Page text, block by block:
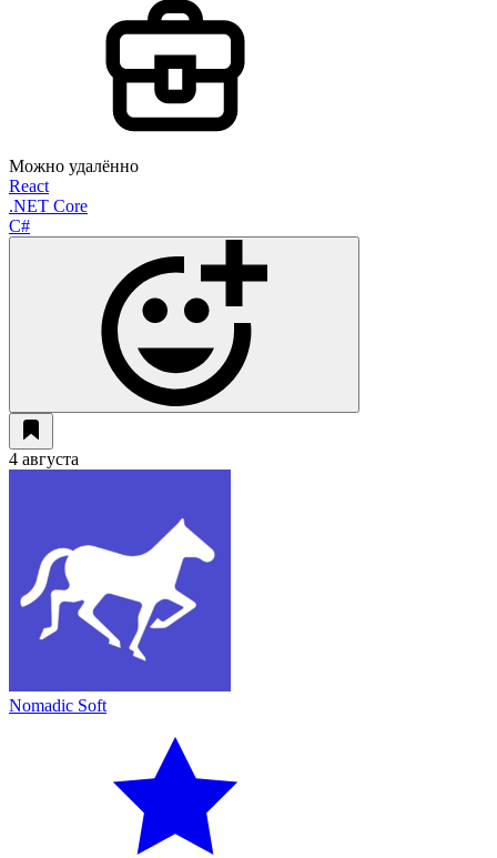
Можно удалённо
React
.NET Core
C#
4 августа
Nomadic Soft